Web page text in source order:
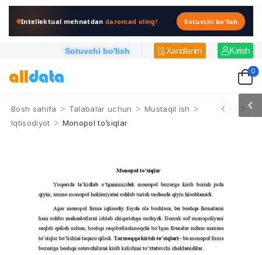
Intellektual mehnatdandaromad oling! Sotuvchi bo'lish
Sotuvchi bo'lish Xaridlarim Kirish
0
Bosh sahifa > Talabalar uchun > Mustaqil ish >
Iqtisodiyot > Monopol to’siqlar